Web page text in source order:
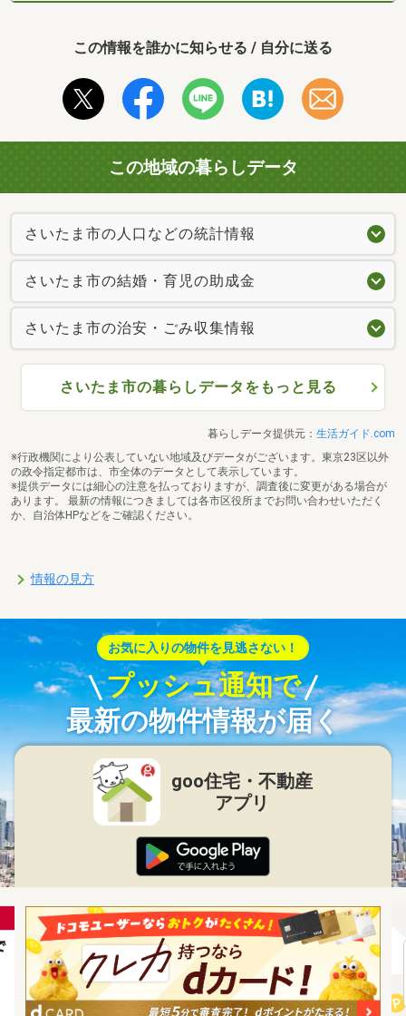
この情報を誰かに知らせる / 自分に送る
この地域の暮らしデータ
さいたま市の人口などの統計情報
さいたま市の結婚・育児の助成金
さいたま市の治安・ごみ収集情報
さいたま市の暮らしデータをもっと見る
暮らしデータ提供元： 生活ガイド.com
※行政機関により公表していない地域及びデータがございます。東京23区以外
の政令指定都市は、市全体のデータとして表示しています。
※提供データには細心の注意を払っておりますが、調査後に変更がある場合が
あります。 最新の情報につきましては各市区役所までお問い合わせいただく
か、自治体HPなどをご確認ください。
情報の見方
お気に入りの物件を見逃さない！
プッシュ通知で
最新の物件情報が届く
goo住宅・不動産
アプリ